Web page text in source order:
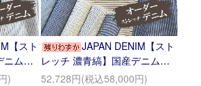
【スト
ニムマ
)
JAPAN DENIM【スト
レッチ 濃青縞】国産デニムマ
イサイズオーダー
52,728円(税込58,000円)